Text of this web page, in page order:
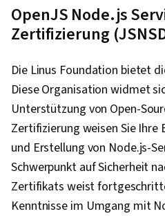
Cloud-
Lebenszyklus
Prüfung,
YAML,
DevOps, Devops-
Öffentliche
Dienste, Cloud-
Entwicklung,
Technologien zur
OpenJS Node.js
Zertifizierung
Die Linus Foundation bietet
Diese Organisation widmet
Unterstützung von Open-
Zertifizierung weisen Sie Ihre
und Erstellung von Node.js-
Schwerpunkt auf Sicherheit
Zertifikats weist
Kenntnisse im Umgang mit